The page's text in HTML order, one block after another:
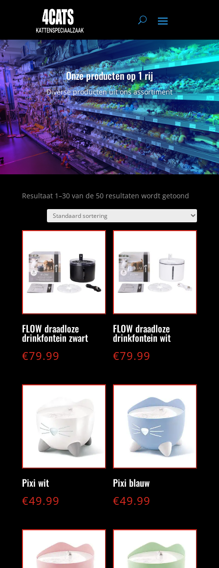
Onze producten op 1 rij
Diverse producten uit ons assortiment
Resultaat 1–30 van de 50 resultaten wordt getoond
FLOW draadloze
drinkfontein zwart
€79.99
FLOW draadloze
drinkfontein wit
€79.99
Pixi wit
€49.99
Pixi blauw
€49.99